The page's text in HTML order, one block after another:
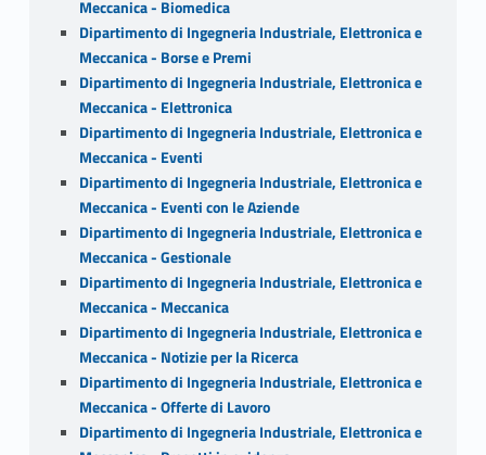
Meccanica - Biomedica
Dipartimento di Ingegneria Industriale, Elettronica e
Meccanica - Borse e Premi
Dipartimento di Ingegneria Industriale, Elettronica e
Meccanica - Elettronica
Dipartimento di Ingegneria Industriale, Elettronica e
Meccanica - Eventi
Dipartimento di Ingegneria Industriale, Elettronica e
Meccanica - Eventi con le Aziende
Dipartimento di Ingegneria Industriale, Elettronica e
Meccanica - Gestionale
Dipartimento di Ingegneria Industriale, Elettronica e
Meccanica - Meccanica
Dipartimento di Ingegneria Industriale, Elettronica e
Meccanica - Notizie per la Ricerca
Dipartimento di Ingegneria Industriale, Elettronica e
Meccanica - Offerte di Lavoro
Dipartimento di Ingegneria Industriale, Elettronica e